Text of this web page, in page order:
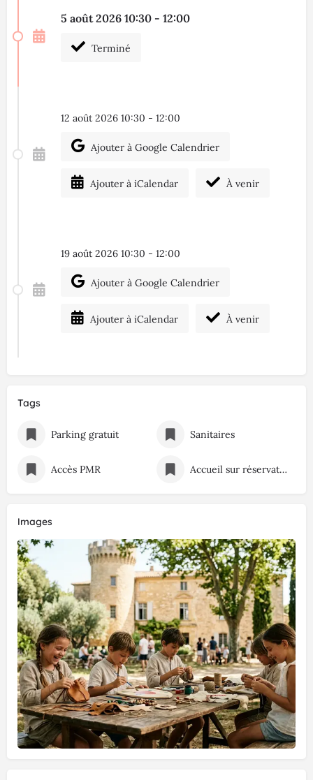
5 août 2026 10:30 - 12:00
Terminé
12 août 2026 10:30 - 12:00
Ajouter à Google Calendrier
Ajouter à iCalendar À venir
19 août 2026 10:30 - 12:00
Ajouter à Google Calendrier
Ajouter à iCalendar À venir
Tags
Parking gratuit Sanitaires
Accès PMR Accueil sur réservation
Images